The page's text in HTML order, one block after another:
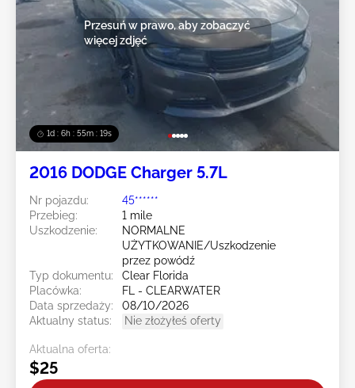
1d : 6h : 55m : 16s
Przesuń w prawo, aby zobaczyć
więcej zdjęć
2016 DODGE Charger 5.7L
Nr pojazdu:
45******
Przebieg:
1 mile
Uszkodzenie:
NORMALNE
UŻYTKOWANIE/Uszkodzenie
przez powódź
Typ dokumentu:
Clear Florida
Placówka:
FL - CLEARWATER
Data sprzedaży:
08/10/2026
Aktualny status:
Nie złożyłeś oferty
Aktualna oferta:
$25